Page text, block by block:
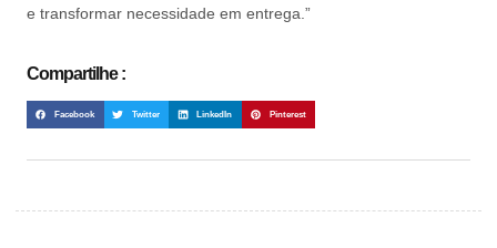
e transformar necessidade em entrega.”
Compartilhe :
Facebook Twitter LinkedIn Pinterest